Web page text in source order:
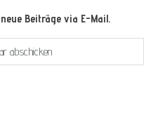
Beiträge via E-Mail.